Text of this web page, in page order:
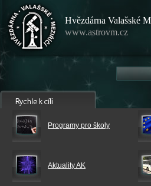
Hvězdárna Valašské
www.astrovm.cz
Programy pro školy
Aktuality AK